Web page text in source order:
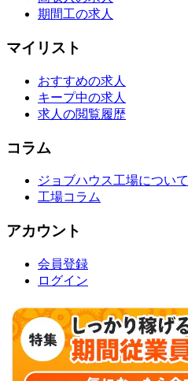
期間工の求人
マイリスト
おすすめの求人
キープ中の求人
求人の閲覧履歴
コラム
ジョブハウス工場について
工場コラム
アカウント
会員登録
ログイン